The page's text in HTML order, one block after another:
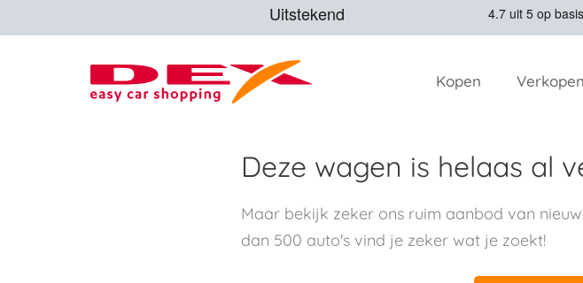
Kopen Verkopen
Deze wagen is helaas al
Maar bekijk zeker ons ruim aanbod van
dan 500 auto's vind je zeker wat je zoekt!